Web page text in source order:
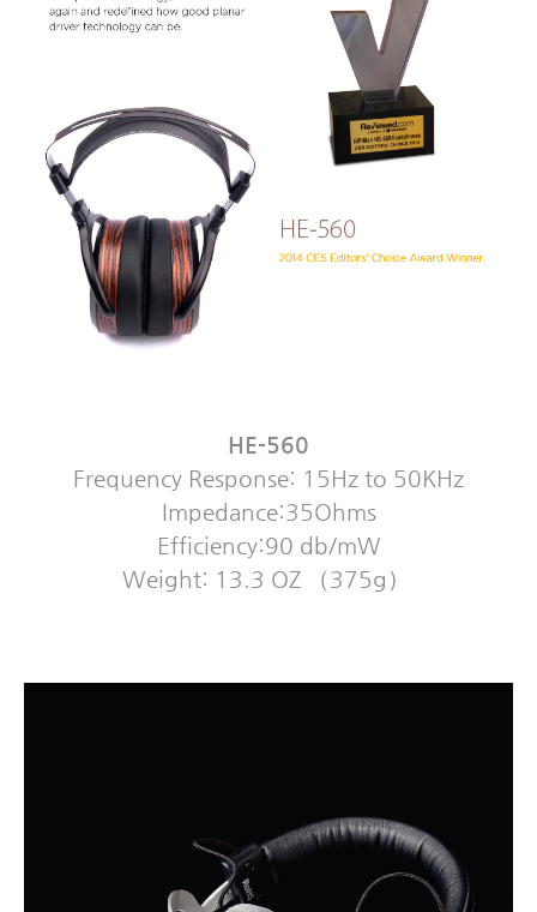
HE-560
Frequency Response: 15Hz to 50KHz
Impedance:35Ohms
Efficiency:90 db/mW
Weight: 13.3 OZ （375g）